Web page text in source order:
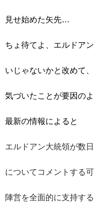
見せ始めた矢先…
ちょ待てよ、エルドア
いじゃないかと改めて
気づいたことが要因のよ
最新の情報によると
エルドアン大統領が数
についてコメントする
陣営を全面的に支持す